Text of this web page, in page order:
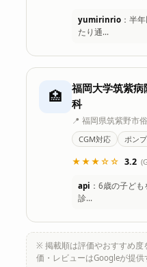
yumirinrio：半
たり通…
🏥
福岡大学筑紫
科
📍 福岡県筑紫野市
CGM対応
ポン
★★★☆☆ 3.2
api ：6歳の子ど
診…
※ 掲載順は評価やおすすめ度
価・レビューはGoogleが提供